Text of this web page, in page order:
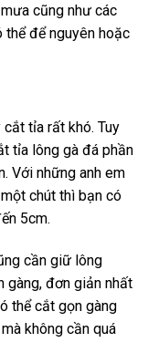
cũng như các
thể để nguyên hoặc
tỉa rất khó. Tuy
tỉa lông gà đá phần
Với những anh em
chút thì bạn có
5cm.
cần giữ lông
gàng, đơn giản nhất
thể cắt gọn gàng
không cần quá